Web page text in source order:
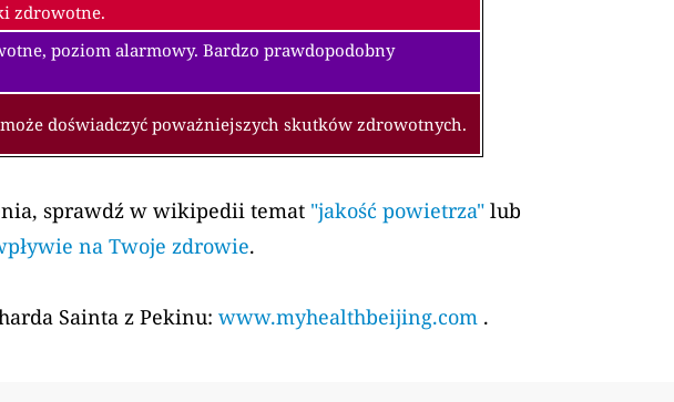
zdrowotne.
poziom alarmowy. Bardzo prawdopodobny
doświadczyć poważniejszych skutków zdrowotnych.
sprawdź w wikipedii temat "jakość powietrza" lub
na Twoje zdrowie.
Sainta z Pekinu: www.myhealthbeijing.com .